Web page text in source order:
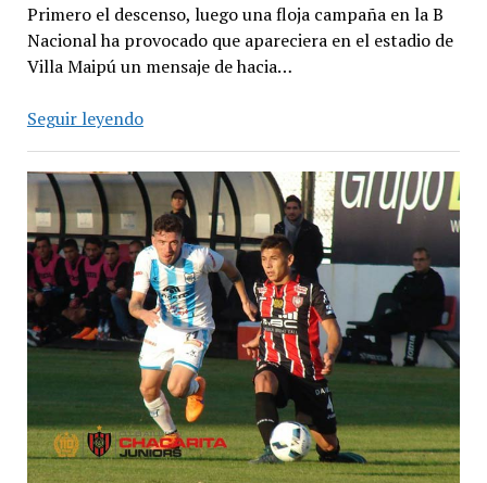
Primero el descenso, luego una floja campaña en la B
Nacional ha provocado que apareciera en el estadio de
Villa Maipú un mensaje de hacia…
Seguir leyendoPintada
el
estadio
de
Chacarita,
amenza
a
jugadores